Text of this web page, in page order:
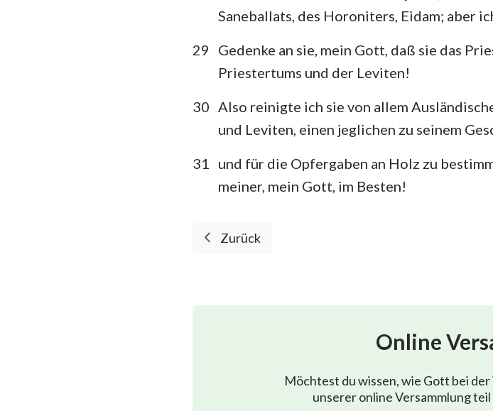
Saneballats, des Horoniters, Eidam; aber
29
Gedenke an sie, mein Gott, daß sie das
Priestertums und der Leviten!
30 Also reinigte ich sie von allem
und Leviten, einen jeglichen zu seinem
31 und für die Opfergaben an Holz zu
meiner, mein Gott, im Besten!
Zurück
Online
Möchtest du wissen, wie Gott bei
unserer online Versammlung